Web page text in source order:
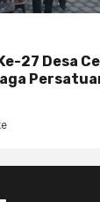
27 Desa